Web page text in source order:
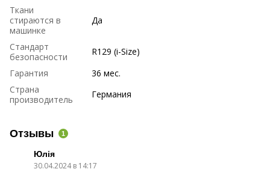
Ткани
стираются в
машинке
Да
Стандарт
безопасности
R129 (i-Size)
Гарантия
36 мес.
Страна
производитель
Германия
Отзывы 1
Юлія
30.04.2024 в 14:17